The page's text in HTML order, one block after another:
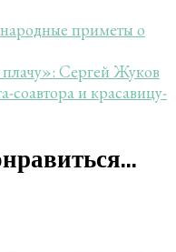
приметы о
Сергей Жуков
соавтора и красавицу-